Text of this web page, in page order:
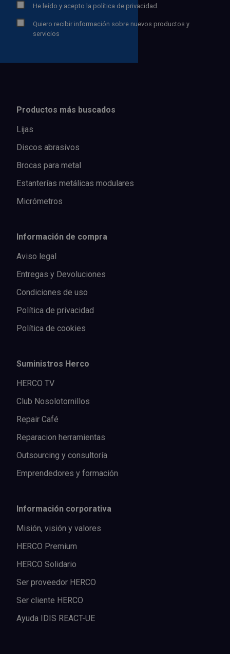
He leído y acepto la política de privacidad.
Quiero recibir información sobre nuevos productos y
servicios
Productos más buscados
Lijas
Discos abrasivos
Brocas para metal
Estanterías metálicas modulares
Micrómetros
Información de compra
Aviso legal
Entregas y Devoluciones
Condiciones de uso
Política de privacidad
Política de cookies
Suministros Herco
HERCO TV
Club Nosolotornillos
Repair Café
Reparacion herramientas
Outsourcing y consultoría
Emprendedores y formación
Información corporativa
Misión, visión y valores
HERCO Premium
HERCO Solidario
Ser proveedor HERCO
Ser cliente HERCO
Ayuda IDIS REACT-UE